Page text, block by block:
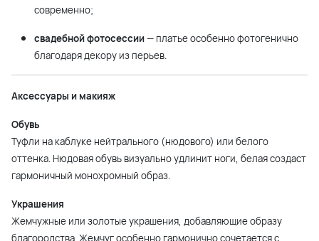
современно;
свадебной фотосессии— платье особенно фотогенично
благодаря декору из перьев.
Аксессуары и макияж
Обувь
Туфли на каблуке нейтрального (нюдового) или белого
оттенка. Нюдовая обувь визуально удлинит ноги, белая создаст
гармоничный монохромный образ.
Украшения
Жемчужные или золотые украшения, добавляющие образу
благородства. Жемчуг особенно гармонично сочетается с